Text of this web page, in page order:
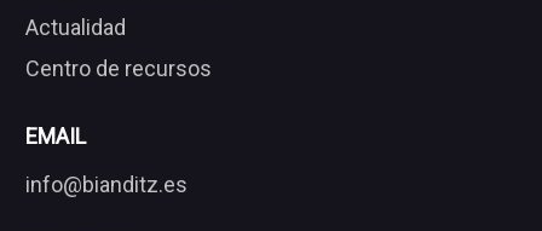
Actualidad
Centro de recursos
EMAIL
info@bianditz.es